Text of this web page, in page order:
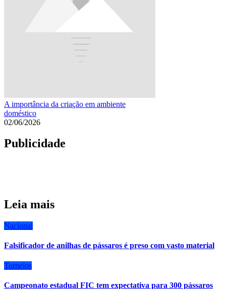
A importância da criação em ambiente
doméstico
02/06/2026
Publicidade
Leia mais
Nacional
Falsificador de anilhas de pássaros é preso com vasto material
Torneios
Campeonato estadual FIC tem expectativa para 300 pássaros